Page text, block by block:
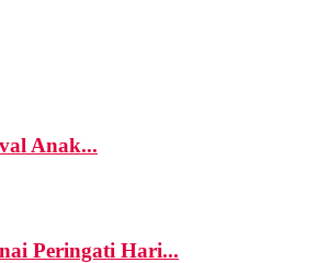
Anak...
Peringati Hari...